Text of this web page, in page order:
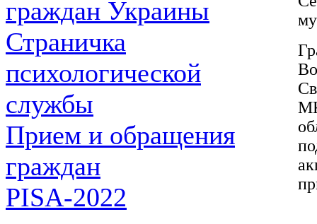
граждан Украины
Страничка
психологической
службы
Прием и обращения
граждан
PISA-2022